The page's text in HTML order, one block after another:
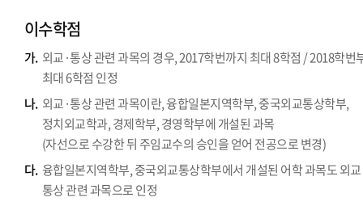
이수학점
가. 외교·통상 관련 과목의 경우, 2017학번까지 최대 8학점 / 2018학번
최대 6학점 인정
나. 외교·통상 관련 과목이란, 융합일본지역학부, 중국외교통상학부,
정치외교학과, 경제학부, 경영학부에 개설된 과목
(자선으로 수강한 뒤 주임교수의 승인을 얻어 전공으로 변경)
다. 융합일본지역학부, 중국외교통상학부에서 개설된 어학 과목도 외
통상 관련 과목으로 인정